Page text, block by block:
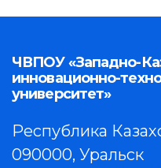
ЧВПОУ «Западно-
инновационно-
университет»
Республика
090000, Уральск